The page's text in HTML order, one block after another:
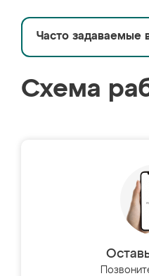
Часто задаваемые
Схема